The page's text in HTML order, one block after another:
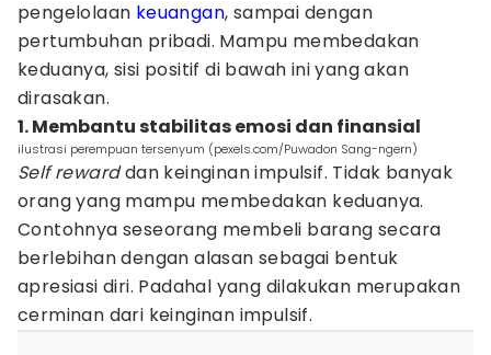
pengelolaan keuangan, sampai dengan
pertumbuhan pribadi. Mampu membedakan
keduanya, sisi positif di bawah ini yang akan
dirasakan.
1. Membantu stabilitas emosi dan finansial
ilustrasi perempuan tersenyum (pexels.com/Puwadon Sang-ngern)
Self rewarddan keinginan impulsif. Tidak banyak
orang yang mampu membedakan keduanya.
Contohnya seseorang membeli barang secara
berlebihan dengan alasan sebagai bentuk
apresiasi diri. Padahal yang dilakukan merupakan
cerminan dari keinginan impulsif.